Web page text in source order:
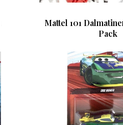
Mattel 101
Pack